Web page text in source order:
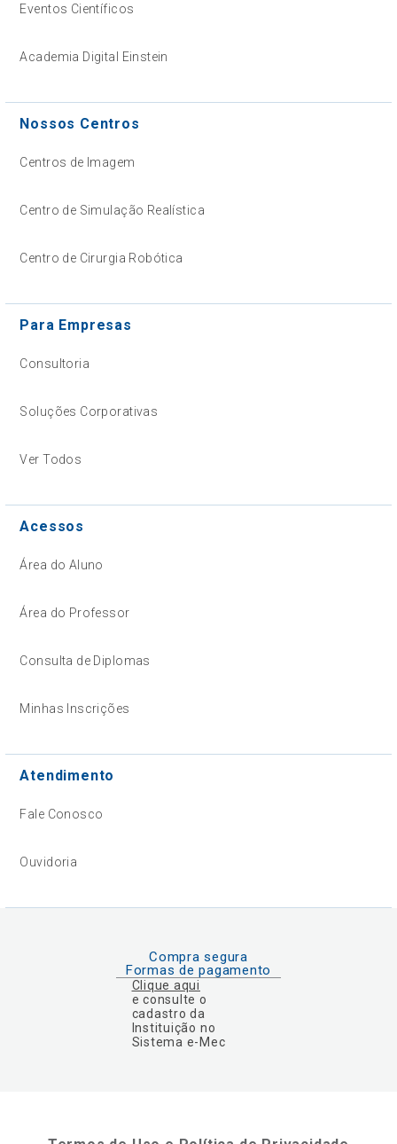
Eventos Científicos
Academia Digital Einstein
Nossos Centros
Centros de Imagem
Centro de Simulação Realística
Centro de Cirurgia Robótica
Para Empresas
Consultoria
Soluções Corporativas
Ver Todos
Acessos
Área do Aluno
Área do Professor
Consulta de Diplomas
Minhas Inscrições
Atendimento
Fale Conosco
Ouvidoria
Compra segura
Formas de pagamento
Clique aqui
e consulte o
cadastro da
Instituição no
Sistema e-Mec